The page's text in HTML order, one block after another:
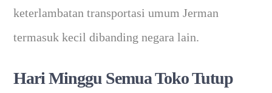
keterlambatan transportasi umum Jerman
termasuk kecil dibanding negara lain.
Hari Minggu Semua Toko Tutup